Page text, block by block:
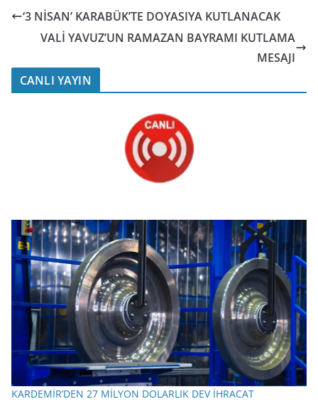
‘3 NİSAN’ KARABÜK’TE DOYASIYA KUTLANACAK
VALİ YAVUZ’UN RAMAZAN BAYRAMI KUTLAMA
MESAJI
CANLI YAYIN
KARDEMİR’DEN 27 MİLYON DOLARLIK DEV İHRACAT